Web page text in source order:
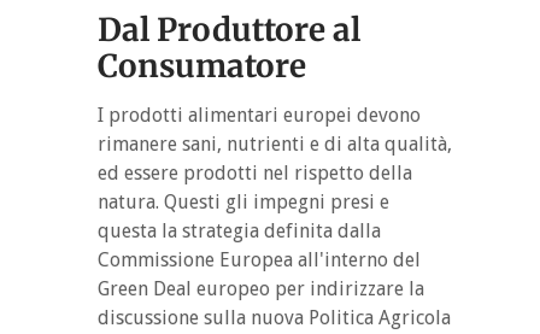
Dal Produttore al
Consumatore
I prodotti alimentari europei devono
rimanere sani, nutrienti e di alta qualità,
ed essere prodotti nel rispetto della
natura. Questi gli impegni presi e
questa la strategia definita dalla
Commissione Europea all'interno del
Green Deal europeo per indirizzare la
discussione sulla nuova Politica Agricola